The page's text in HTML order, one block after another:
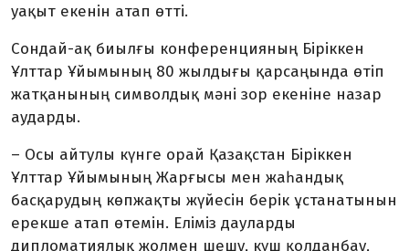
уақыт екенін атап өтті.
Сондай-ақ биылғы конференцияның Біріккен
Ұлттар Ұйымының 80 жылдығы қарсаңында өтіп
жатқанының символдық мәні зор екеніне назар
аударды.
– Осы айтулы күнге орай Қазақстан Біріккен
Ұлттар Ұйымының Жарғысы мен жаһандық
басқарудың көпжақты жүйесін берік ұстанатынын
ерекше атап өтемін. Еліміз дауларды
дипломатиялық жолмен шешу, күш қолданбау,